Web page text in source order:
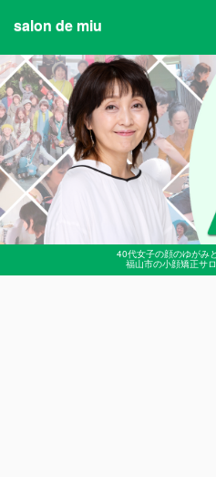
40代女子の顔のゆがみ
福山市の小顔矯正サ
salon de miu